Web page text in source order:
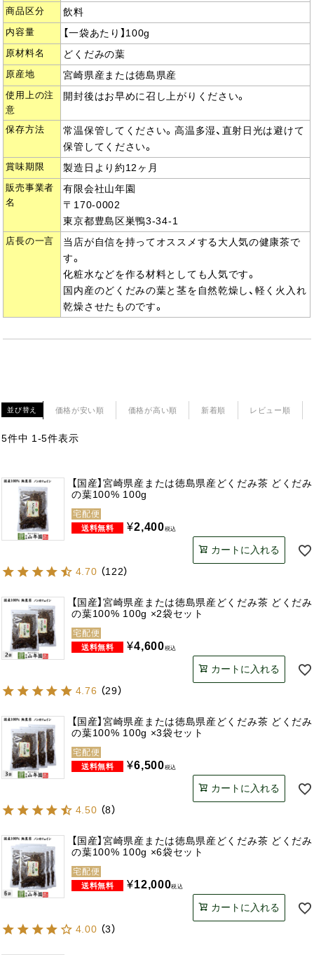
商品区分 飲料
内容量 【一袋あたり】100g
原材料名 どくだみの葉
原産地 宮崎県産または徳島県産
使用上の注
意
開封後はお早めに召し上がりください。
保存方法
常温保管してください。高温多湿、直射日光は避けて
保管してください。
賞味期限 製造日より約12ヶ月
販売事業者
名
有限会社山年園
〒170-0002
東京都豊島区巣鴨3-34-1
店長の一言
当店が自信を持ってオススメする大人気の健康茶で
す。
化粧水などを作る材料としても人気です。
国内産のどくだみの葉と茎を自然乾燥し、軽く火入れ
乾燥させたものです。
並び替え 価格が安い順 価格が高い順 新着順 レビュー順
5件中 1 -5件表示
【国産】宮崎県産または徳島県産どくだみ茶 どくだみ
の葉100% 100g
宅配便
¥2,400税込
カートに入れる
4.70 （122）
【国産】宮崎県産または徳島県産どくだみ茶 どくだみ
の葉100% 100g ×2袋セット
宅配便
¥4,600税込
カートに入れる
4.76 （29）
【国産】宮崎県産または徳島県産どくだみ茶 どくだみ
の葉100% 100g ×3袋セット
宅配便
¥6,500税込
カートに入れる
4.50 （8）
【国産】宮崎県産または徳島県産どくだみ茶 どくだみ
の葉100% 100g ×6袋セット
宅配便
¥12,000税込
カートに入れる
4.00 （3）